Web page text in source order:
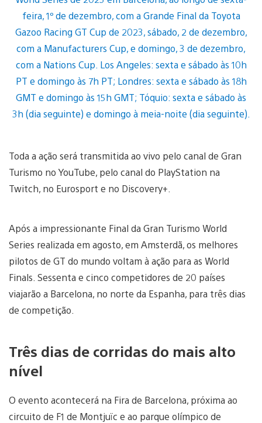
Toda a ação será transmitida ao vivo pelo canal de Gran
Turismo no YouTube, pelo canal do PlayStation na
Twitch, no Eurosport e no Discovery+.
Após a impressionante Final da Gran Turismo World
Series realizada em agosto, em Amsterdã, os melhores
pilotos de GT do mundo voltam à ação para as World
Finals. Sessenta e cinco competidores de 20 países
viajarão a Barcelona, no norte da Espanha, para três dias
de competição.
Três dias de corridas do mais alto
nível
O evento acontecerá na Fira de Barcelona, próxima ao
circuito de F1 de Montjuïc e ao parque olímpico de